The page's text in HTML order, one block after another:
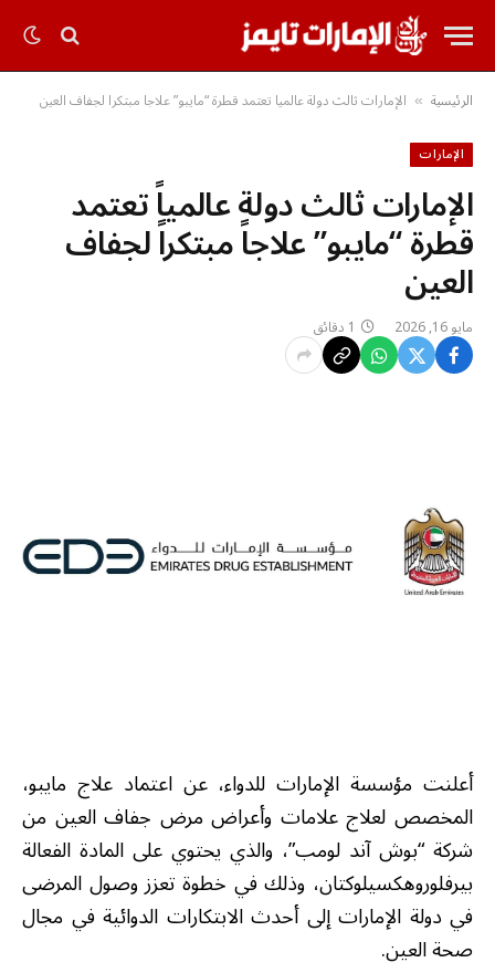
الرئيسية » الإمارات ثالث دولة عالمياً تعتمد قطرة “مايبو” علاجاً مبتكراً لجفاف العين
الإمارات
الإمارات ثالث دولة عالمياً تعتمد
قطرة “مايبو” علاجاً مبتكراً لجفاف
العين
مايو 16, 2026 1 دقائق
أعلنت مؤسسة الإمارات للدواء، عن اعتماد علاج مايبو،
المخصص لعلاج علامات وأعراض مرض جفاف العين من
شركة “بوش آند لومب”، والذي يحتوي على المادة الفعالة
بيرفلوروهكسيلوكتان، وذلك في خطوة تعزز وصول المرضى
في دولة الإمارات إلى أحدث الابتكارات الدوائية في مجال
صحة العين.